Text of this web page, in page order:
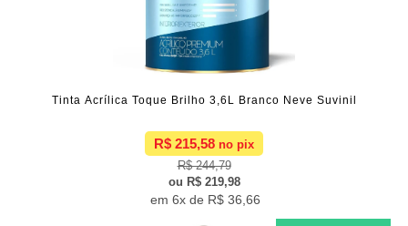
Tinta Acrílica Toque Brilho 3,6L Branco Neve Suvinil
R$ 215,58
R$ 244,79
R$ 219,98
6x de R$ 36,66